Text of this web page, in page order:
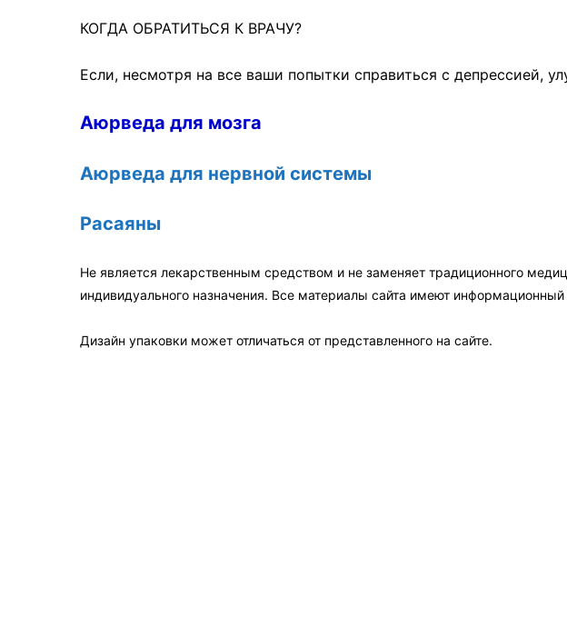
КОГДА ОБРАТИТЬСЯ К ВРАЧУ?
Если, несмотря на все ваши попытки справиться с депрессией,
Аюрведа для мозга
Аюрведа для нервной системы
Расаяны
Не является лекарственным средством и не заменяет традиционного
индивидуального назначения. Все материалы сайта имеют
Дизайн упаковки может отличаться от представленного на сайте.